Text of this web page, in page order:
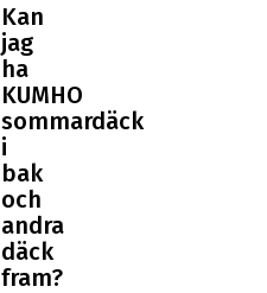
Kan
jag
ha
KUMHO
sommardäck
i
bak
och
andra
däck
fram?